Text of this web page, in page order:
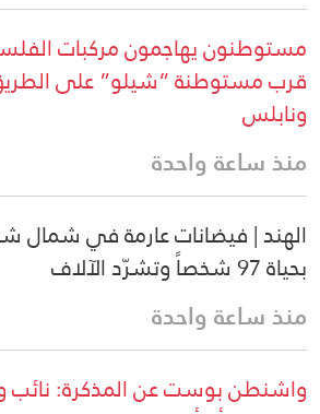
مستوطنون يهاجمون مركبات
قرب مستوطنة “شيلو” على الطريق
ونابلس
منذ ساعة واحدة
الهند | فيضانات عارمة في شمال
بحياة 97 شخصاً وتشرّد الآلاف
منذ ساعة واحدة
واشنطن بوست عن المذكرة: نائب